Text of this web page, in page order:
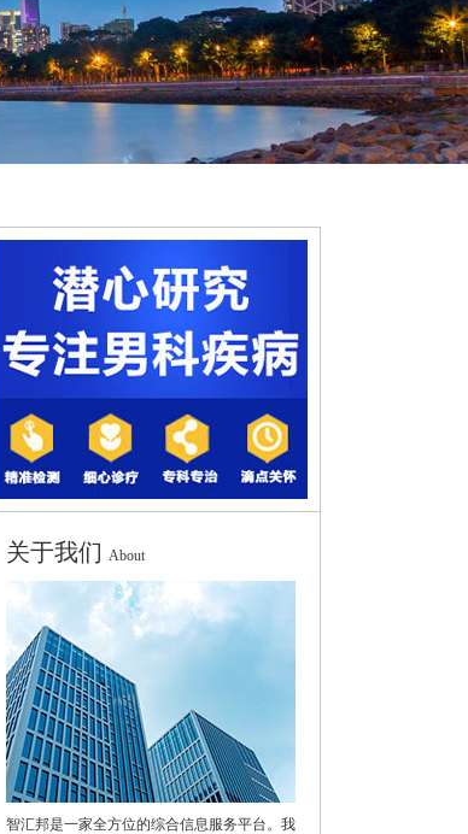
关于我们 About
智汇邦是一家全方位的综合信息服务平台。我